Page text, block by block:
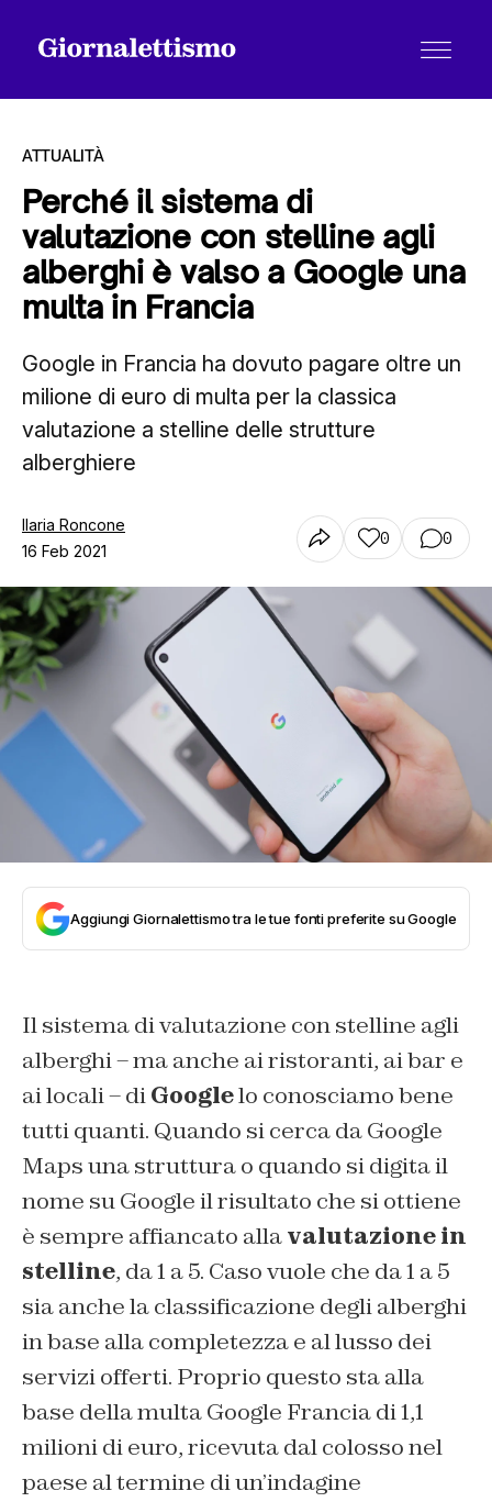
Tutti gli articoli
Contatti
ATTUALITÀ
Perché il sistema di
valutazione con stelline agli
alberghi è valso a Google una
multa in Francia
Google in Francia ha dovuto pagare oltre un
milione di euro di multa per la classica
valutazione a stelline delle strutture
alberghiere
Ilaria Roncone
16 Feb 2021
0 0
Aggiungi Giornalettismo tra le tue fonti preferite su Google
Il sistema di valutazione con stelline agli
alberghi – ma anche ai ristoranti, ai bar e
ai locali – diGooglelo conosciamo bene
tutti quanti. Quando si cerca da Google
Maps una struttura o quando si digita il
nome su Google il risultato che si ottiene
è sempre affiancato allavalutazione in
stelline, da 1 a 5. Caso vuole che da 1 a 5
sia anche la classificazione degli alberghi
in base alla completezza e al lusso dei
servizi offerti. Proprio questo sta alla
base della multa Google Francia di 1,1
milioni di euro, ricevuta dal colosso nel
paese al termine di un’indagine